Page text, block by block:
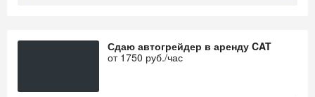
Сдаю автогрейдер в аренду CAT
от 1750 руб./час